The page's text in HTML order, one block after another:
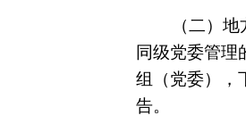
（二）
同级党委管理
组（党委），
告。